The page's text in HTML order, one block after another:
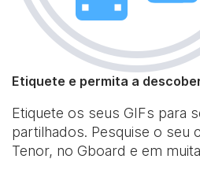
Etiquete e permita a
Etiquete os seus GIFs para
partilhados. Pesquise o seu
Tenor, no Gboard e em